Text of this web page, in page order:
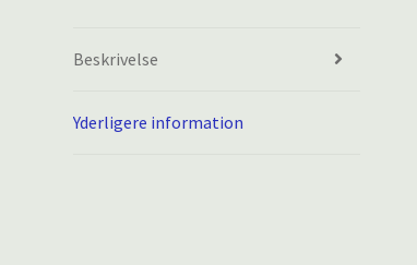
Beskrivelse
Yderligere information